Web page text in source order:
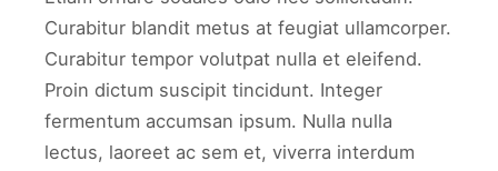
Curabitur blandit metus at feugiat ullamcorper.
Curabitur tempor volutpat nulla et eleifend.
Proin dictum suscipit tincidunt. Integer
fermentum accumsan ipsum. Nulla nulla
lectus, laoreet ac sem et, viverra interdum